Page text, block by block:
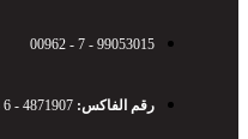
00962 - 7 - 99053015
رقم الفاكس: 00962 - 6 - 4871907